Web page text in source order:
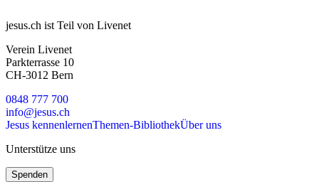
jesus.ch ist Teil von Livenet
Verein Livenet
Parkterrasse 10
CH-3012 Bern
0848 777 700
info@jesus.ch
Jesus kennenlernenThemen-BibliothekÜber uns
Unterstütze uns
Spenden